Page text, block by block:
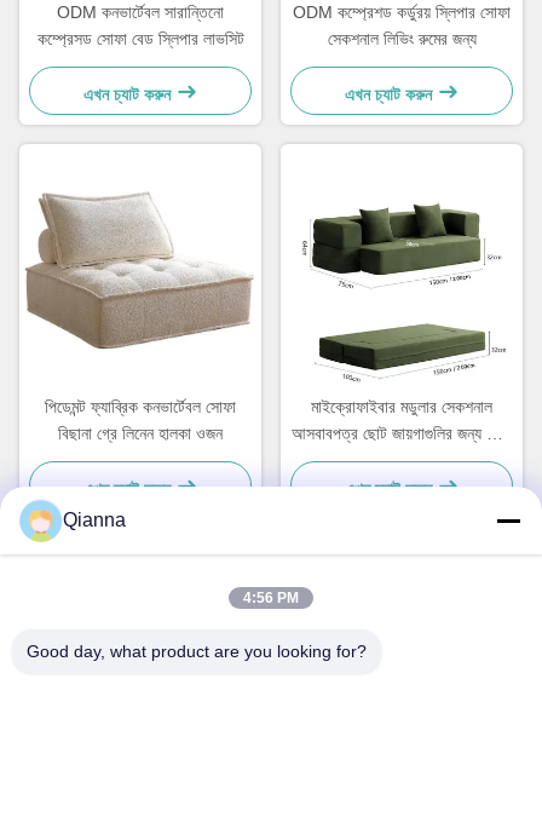
ODM কনভার্টেবল সারান্তিনো
কম্প্রেসড সোফা বেড স্লিপার লাভসিট
এখন চ্যাট করুন
ODM কম্প্রেশড কর্ডুরয় স্লিপার সোফা
সেকশনাল লিভিং রুমের জন্য
এখন চ্যাট করুন
পিডেমন্ট ফ্যাব্রিক কনভার্টেবল সোফা
বিছানা গ্রে লিনেন হালকা ওজন
এখন চ্যাট করুন
মাইক্রোফাইবার মডুলার সেকশনাল
আসবাবপত্র ছোট জায়গাগুলির জন্য ধোয়া
সোফা
এখন চ্যাট করুন
Qianna
4:56 PM
Good day, what product are you looking for?